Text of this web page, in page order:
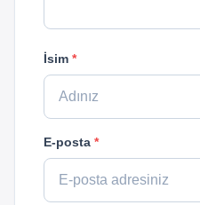
İsim *
E-posta *